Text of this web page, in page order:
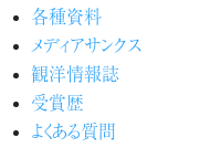
各種資料
メディアサンクス
観洋情報誌
受賞歴
よくある質問